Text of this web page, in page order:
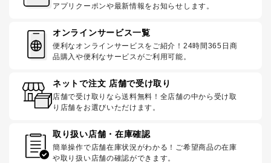
アプリクーポンや最新情報をお知らせします。
オンラインサービス一覧
便利なオンラインサービスをご紹介！24時間365日商
品購入や便利なサービスがご利用可能。
ネットで注文 店舗で受け取り
店舗で受け取りなら送料無料！全店舗の中から受け取
り店舗をお選びいただけます。
取り扱い店舗・在庫確認
簡単操作で店舗在庫状況がわかる！ご希望商品の在庫
や取り扱い店舗の確認ができます。